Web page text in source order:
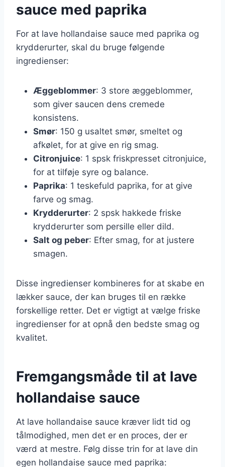
sauce med paprika
For at lave hollandaise sauce med paprika og
krydderurter, skal du bruge følgende
ingredienser:
Æggeblommer: 3 store æggeblommer,
som giver saucen dens cremede
konsistens.
Smør: 150 g usaltet smør, smeltet og
afkølet, for at give en rig smag.
Citronjuice: 1 spsk friskpresset citronjuice,
for at tilføje syre og balance.
Paprika: 1 teskefuld paprika, for at give
farve og smag.
Krydderurter: 2 spsk hakkede friske
krydderurter som persille eller dild.
Salt og peber: Efter smag, for at justere
smagen.
Disse ingredienser kombineres for at skabe en
lækker sauce, der kan bruges til en række
forskellige retter. Det er vigtigt at vælge friske
ingredienser for at opnå den bedste smag og
kvalitet.
Fremgangsmåde til at lave
hollandaise sauce
At lave hollandaise sauce kræver lidt tid og
tålmodighed, men det er en proces, der er
værd at mestre. Følg disse trin for at lave din
egen hollandaise sauce med paprika: